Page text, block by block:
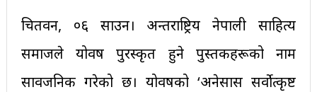
चितवन, ०६ साउन। अन्तर्राष्ट्रिय नेपाली साहित्य
समाजले योवर्ष पुरस्कृत हुने पुस्तकहरूको नाम
सार्वजनिक गरेको छ। योवर्षको ‘अनेसास सर्वाेत्कृष्ट